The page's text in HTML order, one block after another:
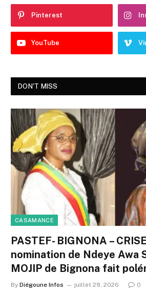
Pinterest
YouTube
DON'T MISS
CASAMANCE
PASTEF- BIGNONA –
nomination de Ndeye Awa
MOJIP de Bignona fait
By Diégoune Infos juillet 29, 2026 0